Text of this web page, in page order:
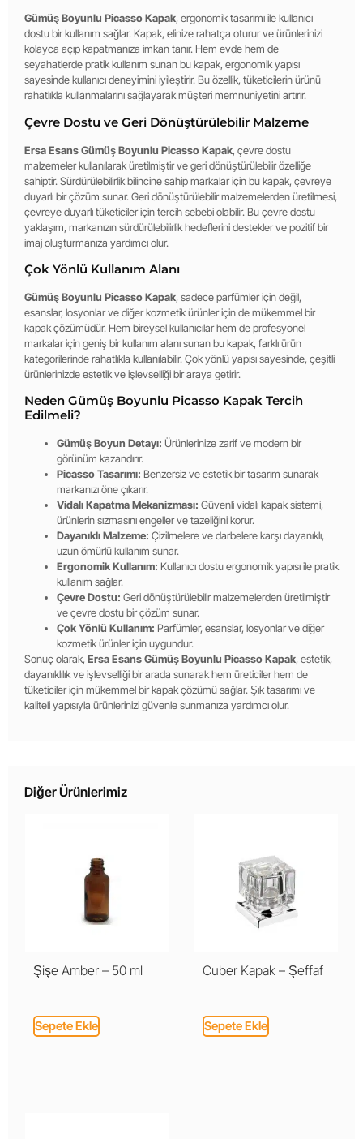
Gümüş Boyunlu Picasso Kapak, ergonomik tasarımı ile kullanıcı
dostu bir kullanım sağlar. Kapak, elinize rahatça oturur ve ürünlerinizi
kolayca açıp kapatmanıza imkan tanır. Hem evde hem de
seyahatlerde pratik kullanım sunan bu kapak, ergonomik yapısı
sayesinde kullanıcı deneyimini iyileştirir. Bu özellik, tüketicilerin ürünü
rahatlıkla kullanmalarını sağlayarak müşteri memnuniyetini artırır.
Çevre Dostu ve Geri Dönüştürülebilir Malzeme
Ersa Esans Gümüş Boyunlu Picasso Kapak, çevre dostu
malzemeler kullanılarak üretilmiştir ve geri dönüştürülebilir özelliğe
sahiptir. Sürdürülebilirlik bilincine sahip markalar için bu kapak, çevreye
duyarlı bir çözüm sunar. Geri dönüştürülebilir malzemelerden üretilmesi,
çevreye duyarlı tüketiciler için tercih sebebi olabilir. Bu çevre dostu
yaklaşım, markanızın sürdürülebilirlik hedeflerini destekler ve pozitif bir
imaj oluşturmanıza yardımcı olur.
Çok Yönlü Kullanım Alanı
Gümüş Boyunlu Picasso Kapak, sadece parfümler için değil,
esanslar, losyonlar ve diğer kozmetik ürünler için de mükemmel bir
kapak çözümüdür. Hem bireysel kullanıcılar hem de profesyonel
markalar için geniş bir kullanım alanı sunan bu kapak, farklı ürün
kategorilerinde rahatlıkla kullanılabilir. Çok yönlü yapısı sayesinde, çeşitli
ürünlerinizde estetik ve işlevselliği bir araya getirir.
Neden Gümüş Boyunlu Picasso Kapak Tercih
Edilmeli?
Gümüş Boyun Detayı: Ürünlerinize zarif ve modern bir
görünüm kazandırır.
Picasso Tasarımı: Benzersiz ve estetik bir tasarım sunarak
markanızı öne çıkarır.
Vidalı Kapatma Mekanizması: Güvenli vidalı kapak sistemi,
ürünlerin sızmasını engeller ve tazeliğini korur.
Dayanıklı Malzeme: Çizilmelere ve darbelere karşı dayanıklı,
uzun ömürlü kullanım sunar.
Ergonomik Kullanım: Kullanıcı dostu ergonomik yapısı ile pratik
kullanım sağlar.
Çevre Dostu: Geri dönüştürülebilir malzemelerden üretilmiştir
ve çevre dostu bir çözüm sunar.
Çok Yönlü Kullanım: Parfümler, esanslar, losyonlar ve diğer
kozmetik ürünler için uygundur.
Sonuç olarak, Ersa Esans Gümüş Boyunlu Picasso Kapak, estetik,
dayanıklılık ve işlevselliği bir arada sunarak hem üreticiler hem de
tüketiciler için mükemmel bir kapak çözümü sağlar. Şık tasarımı ve
kaliteli yapısıyla ürünlerinizi güvenle sunmanıza yardımcı olur.
Diğer Ürünlerimiz
Şişe Amber – 50 ml
Sepete Ekle
Cuber Kapak – Şeffaf
Sepete Ekle